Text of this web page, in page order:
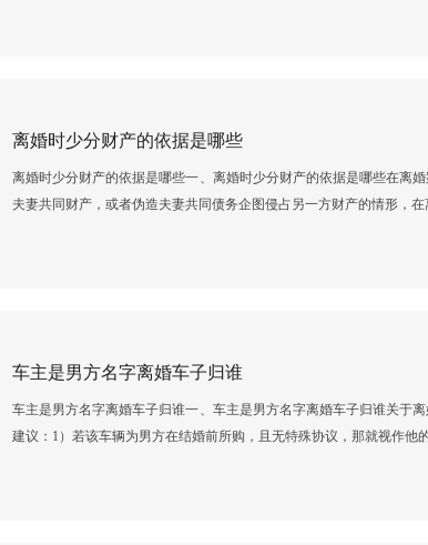
离婚时少分财产的依据是哪些
离婚时少分财产的依据是哪些一、离婚时少分财产的依据是哪些在离
夫妻共同财产，或者伪造夫妻共同债务企图侵占另一方财产的情形，在
车主是男方名字离婚车子归谁
车主是男方名字离婚车子归谁一、车主是男方名字离婚车子归谁关于
建议：1）若该车辆为男方在结婚前所购，且无特殊协议，那就视作他